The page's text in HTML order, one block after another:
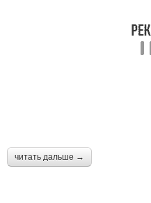
читать дальше →